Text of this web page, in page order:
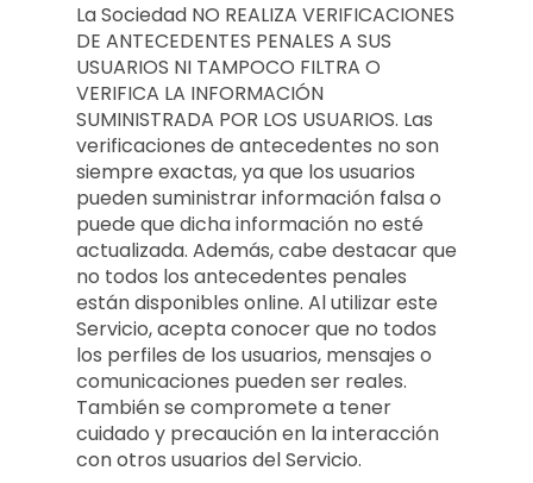
La Sociedad NO REALIZA VERIFICACIONES
DE ANTECEDENTES PENALES A SUS
USUARIOS NI TAMPOCO FILTRA O
VERIFICA LA INFORMACIÓN
SUMINISTRADA POR LOS USUARIOS. Las
verificaciones de antecedentes no son
siempre exactas, ya que los usuarios
pueden suministrar información falsa o
puede que dicha información no esté
actualizada. Además, cabe destacar que
no todos los antecedentes penales
están disponibles online. Al utilizar este
Servicio, acepta conocer que no todos
los perfiles de los usuarios, mensajes o
comunicaciones pueden ser reales.
También se compromete a tener
cuidado y precaución en la interacción
con otros usuarios del Servicio.